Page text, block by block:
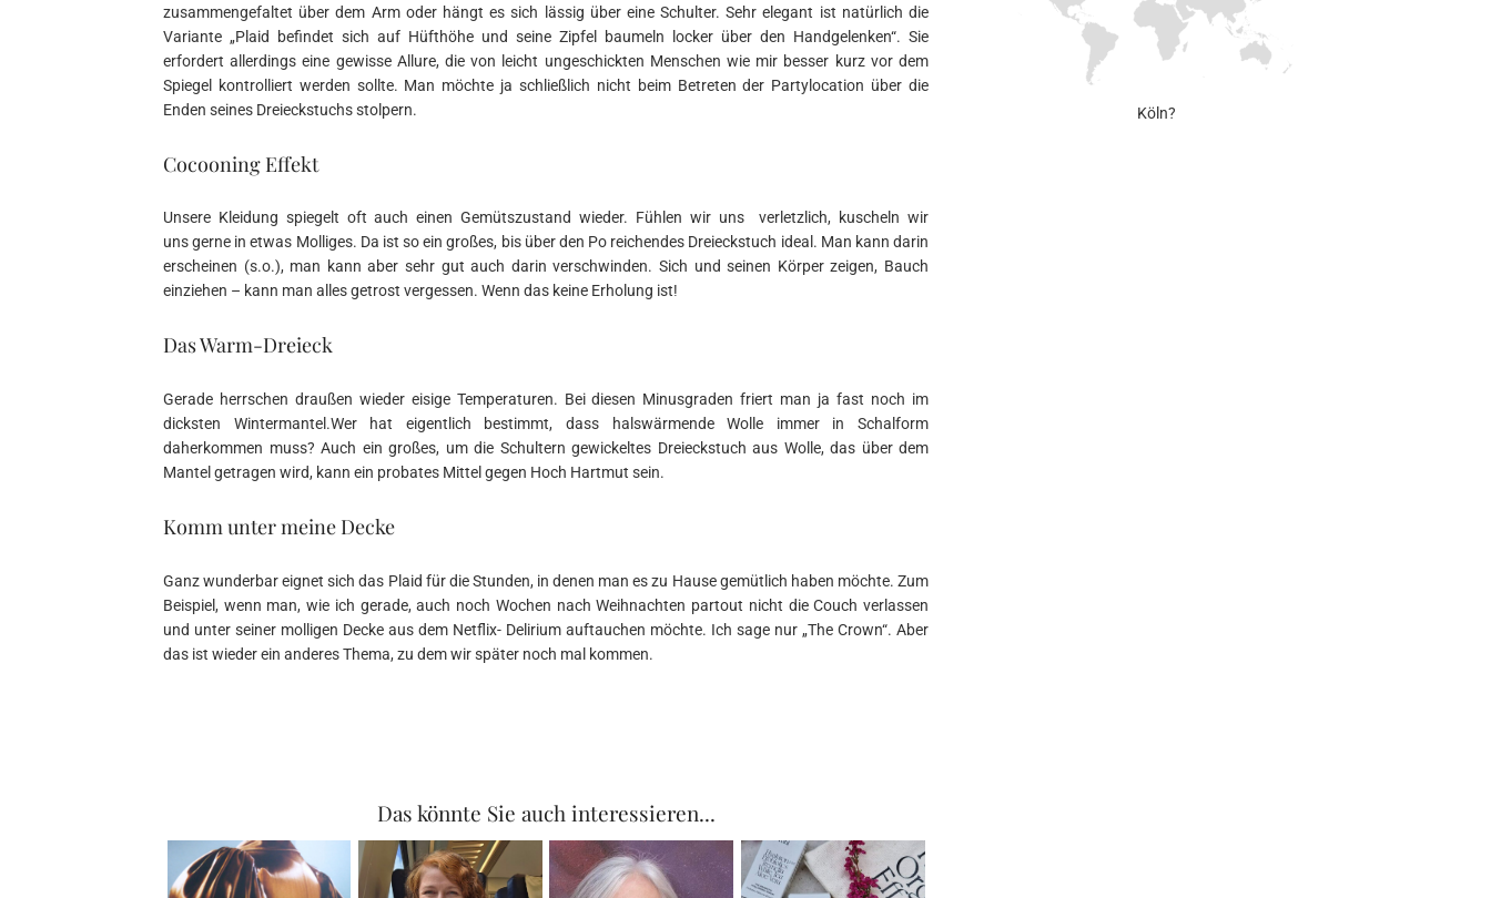
zusammengefaltet über dem Arm oder hängt es sich lässig über eine Schulter. Sehr elegant ist natürlich die
Variante „Plaid befindet sich auf Hüfthöhe und seine Zipfel baumeln locker über den Handgelenken“. Sie
erfordert allerdings eine gewisse Allure, die von leicht ungeschickten Menschen wie mir besser kurz vor dem
Spiegel kontrolliert werden sollte. Man möchte ja schließlich nicht beim Betreten der Partylocation über die
Enden seines Dreieckstuchs stolpern.
Cocooning Effekt
Unsere Kleidung spiegelt oft auch einen Gemütszustand wieder. Fühlen wir uns verletzlich, kuscheln wir
uns gerne in etwas Molliges. Da ist so ein großes, bis über den Po reichendes Dreieckstuch ideal. Man kann darin
erscheinen (s.o.), man kann aber sehr gut auch darin verschwinden. Sich und seinen Körper zeigen, Bauch
einziehen – kann man alles getrost vergessen. Wenn das keine Erholung ist!
Das Warm-Dreieck
Gerade herrschen draußen wieder eisige Temperaturen. Bei diesen Minusgraden friert man ja fast noch im
dicksten Wintermantel.Wer hat eigentlich bestimmt, dass halswärmende Wolle immer in Schalform
daherkommen muss? Auch ein großes, um die Schultern gewickeltes Dreieckstuch aus Wolle, das über dem
Mantel getragen wird, kann ein probates Mittel gegen Hoch Hartmut sein.
Komm unter meine Decke
Ganz wunderbar eignet sich das Plaid für die Stunden, in denen man es zu Hause gemütlich haben möchte. Zum
Beispiel, wenn man, wie ich gerade, auch noch Wochen nach Weihnachten partout nicht die Couch verlassen
und unter seiner molligen Decke aus dem Netflix- Delirium auftauchen möchte. Ich sage nur „The Crown“. Aber
das ist wieder ein anderes Thema, zu dem wir später noch mal kommen.
Das könnte Sie auch interessieren...
Köln?